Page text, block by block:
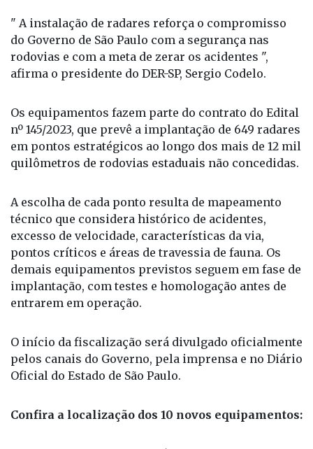
" A instalação de radares reforça o compromisso
do Governo de São Paulo com a segurança nas
rodovias e com a meta de zerar os acidentes ",
afirma o presidente do DER-SP, Sergio Codelo.
Os equipamentos fazem parte do contrato do Edital
nº 145/2023, que prevê a implantação de 649 radares
em pontos estratégicos ao longo dos mais de 12 mil
quilômetros de rodovias estaduais não concedidas.
A escolha de cada ponto resulta de mapeamento
técnico que considera histórico de acidentes,
excesso de velocidade, características da via,
pontos críticos e áreas de travessia de fauna. Os
demais equipamentos previstos seguem em fase de
implantação, com testes e homologação antes de
entrarem em operação.
O início da fiscalização será divulgado oficialmente
pelos canais do Governo, pela imprensa e no Diário
Oficial do Estado de São Paulo.
Confira a localização dos 10 novos equipamentos: